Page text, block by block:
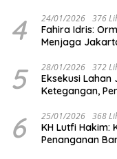
4 24/01/2026 376
Fahira Idris:
Menjaga
5 28/01/2026 372
Eksekusi Lahan
Ketegangan,
6 25/01/2026 368
KH Lutfi Hakim:
Penanganan